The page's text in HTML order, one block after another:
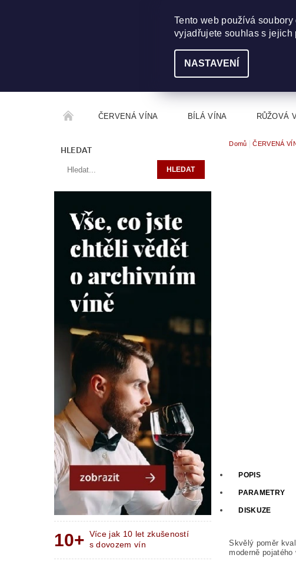
ČERVENÁ VÍNA BÍLÁ VÍNA RŮŽOVÁ
ROČNÍKOVÝ ALKOHOL ROZCESTNÍK VÍN
HLEDAT
Více jak 10 let zkušeností
s dovozem vín
Domů ČERVENÁ
POPIS
PARAMETRY
DISKUZE
Skvělý poměr
moderně
Tento web používá
vyjadřujete souhlas s jejich
NASTAVENÍ